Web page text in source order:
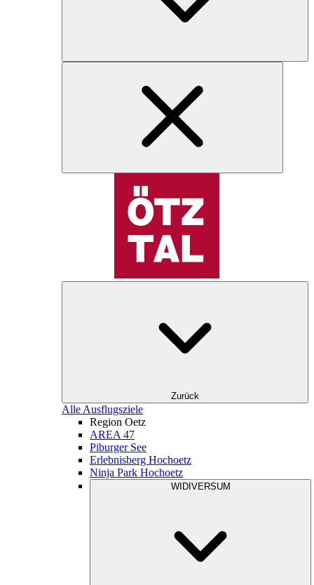
Zurück
Alle Ausflugsziele
Region Oetz
AREA 47
Piburger See
Erlebnisberg Hochoetz
Ninja Park Hochoetz
WIDIVERSUM